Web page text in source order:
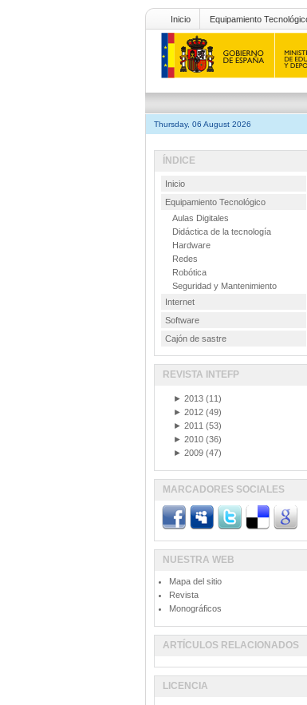
Inicio Equipamiento
Thursday, 06 August 2026
ÍNDICE
Inicio
Equipamiento Tecnológico
Aulas Digitales
Didáctica de la tecnología
Hardware
Redes
Robótica
Seguridad y Mantenimiento
Internet
Software
Cajón de sastre
REVISTA INTEFP
► 2013 (11)
► 2012 (49)
► 2011 (53)
► 2010 (36)
► 2009 (47)
MARCADORES SOCIALES
NUESTRA WEB
Mapa del sitio
Revista
Monográficos
ARTÍCULOS RELACIONADOS
LICENCIA